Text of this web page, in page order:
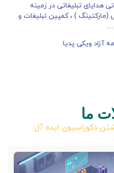
هدایای تبلیغاتی در زمینه
(مارکتینگ ) ، کمپین تبلیغات و
…
آزاد ویکی پدیا
ما
دکوراسیون ایده آل